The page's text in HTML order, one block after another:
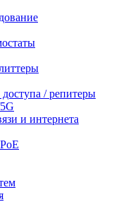
/ репитеры
и интернета